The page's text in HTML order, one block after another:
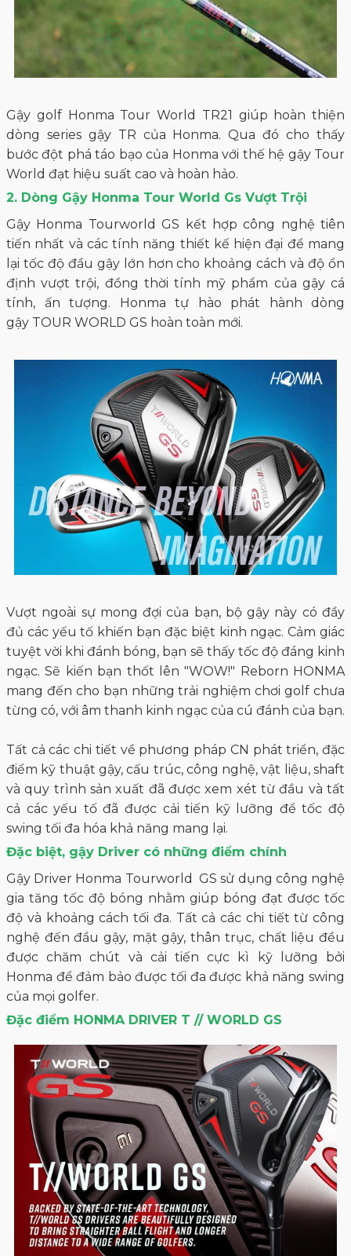
Gậy golf Honma Tour World TR21 giúp hoàn thiện
dòng series gậy TR của Honma. Qua đó cho thấy
bước đột phá táo bạo của Honma với thế hệ gậy Tour
World đạt hiệu suất cao và hoàn hảo.
2. Dòng Gậy Honma Tour World Gs Vượt Trội
Gậy Honma Tourworld GS kết hợp công nghệ tiên
tiến nhất và các tính năng thiết kế hiện đại để mang
lại tốc độ đầu gậy lớn hơn cho khoảng cách và độ ổn
định vượt trội, đồng thời tính mỹ phẩm của gậy cá
tính, ấn tượng. Honma tự hào phát hành dòng
gậy TOUR WORLD GS hoàn toàn mới.
Vượt ngoài sự mong đợi của bạn, bộ gậy này có đầy
đủ các yếu tố khiến bạn đặc biệt kinh ngạc. Cảm giác
tuyệt vời khi đánh bóng, bạn sẽ thấy tốc độ đáng kinh
ngạc. Sẽ kiến bạn thốt lên "WOW!" Reborn HONMA
mang đến cho bạn những trải nghiệm chơi golf chưa
từng có, với âm thanh kinh ngạc của cú đánh của bạn.
Tất cả các chi tiết về phương pháp CN phát triển, đặc
điểm kỹ thuật gậy, cấu trúc, công nghệ, vật liệu, shaft
và quy trình sản xuất đã được xem xét từ đầu và tất
cả các yếu tố đã được cải tiến kỹ lưỡng để tốc độ
swing tối đa hóa khả năng mang lại.
Đặc biệt, gậy Driver có những điểm chính
Gậy Driver Honma Tourworld GS sử dụng công nghệ
gia tăng tốc độ bóng nhằm giúp bóng đạt được tốc
độ và khoảng cách tối đa. Tất cả các chi tiết từ công
nghệ đến đầu gậy, mặt gậy, thân trục, chất liệu đều
được chăm chút và cải tiến cực kì kỹ lưỡng bởi
Honma để đảm bảo được tối đa được khả năng swing
của mọi golfer.
Đặc điểm HONMA DRIVER T // WORLD GS